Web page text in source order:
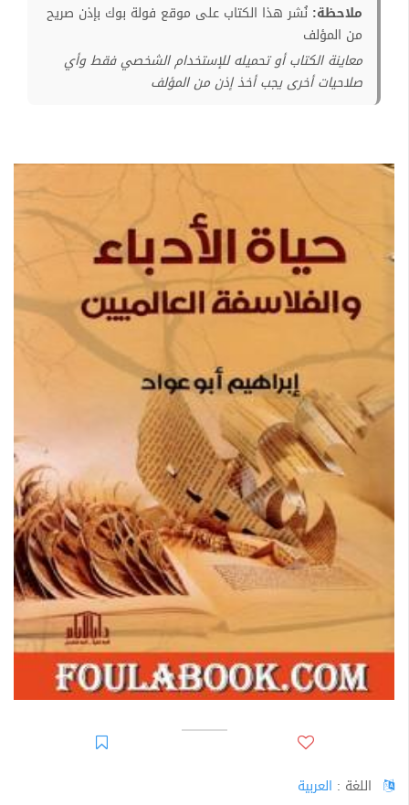
ملاحظة: نُشر هذا الكتاب على موقع فولة بوك بإذن صريح
من المؤلف
معاينة الكتاب أو تحميله للإستخدام الشخصي فقط وأي
صلاحيات أخرى يجب أخذ إذن من المؤلف
اللغة : العربية